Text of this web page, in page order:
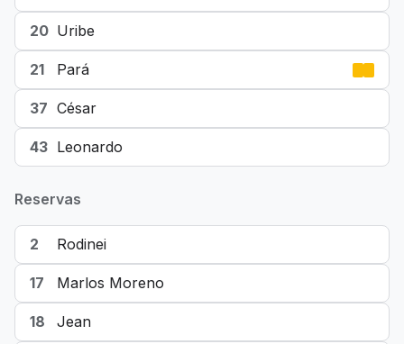
20 Uribe
21 Pará
37 César
43 Leonardo
Reservas
2 Rodinei
17 Marlos Moreno
18 Jean